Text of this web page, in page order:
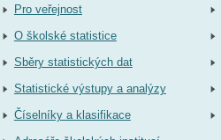
Pro veřejnost
O školské statistice
Sběry statistických dat
Statistické výstupy a analýzy
Číselníky a klasifikace